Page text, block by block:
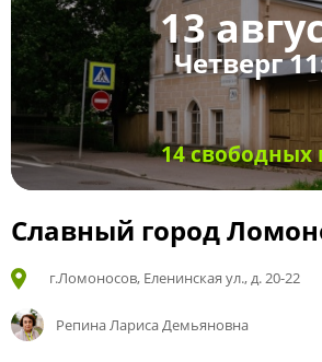
13
Четверг
14 свободных
Славный город
г.Ломоносов, Еленинская ул., д. 20-22
Репина Лариса Демьяновна